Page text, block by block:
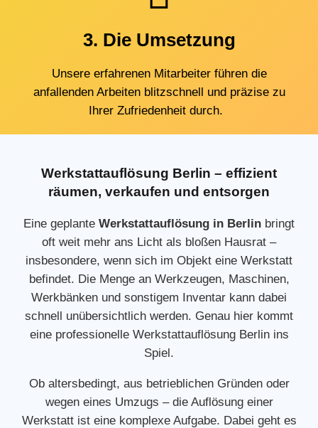
3. Die Umsetzung
Unsere erfahrenen Mitarbeiter führen die
anfallenden Arbeiten blitzschnell und präzise zu
Ihrer Zufriedenheit durch.
Werkstattauflösung Berlin – effizient
räumen, verkaufen und entsorgen
Eine geplante Werkstattauflösung in Berlin bringt
oft weit mehr ans Licht als bloßen Hausrat –
insbesondere, wenn sich im Objekt eine Werkstatt
befindet. Die Menge an Werkzeugen, Maschinen,
Werkbänken und sonstigem Inventar kann dabei
schnell unübersichtlich werden. Genau hier kommt
eine professionelle Werkstattauflösung Berlin ins
Spiel.
Ob altersbedingt, aus betrieblichen Gründen oder
wegen eines Umzugs – die Auflösung einer
Werkstatt ist eine komplexe Aufgabe. Dabei geht es